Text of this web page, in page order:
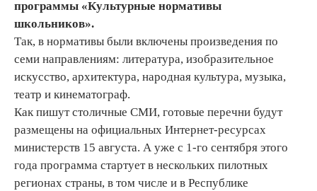
программы «Культурные нормативы
школьников».
Так, в нормативы были включены произведения по
семи направлениям: литература, изобразительное
искусство, архитектура, народная культура, музыка,
театр и кинематограф.
Как пишут столичные СМИ, готовые перечни будут
размещены на официальных Интернет-ресурсах
министерств 15 августа. А уже с 1-го сентября этого
года программа стартует в нескольких пилотных
регионах страны, в том числе и в Республике